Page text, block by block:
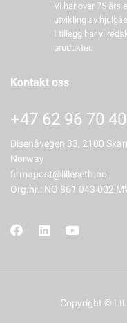
Vi har over 75 års
utvikling av
I tillegg har vi
produkter.
Kontakt oss
+47 62 96 70 40
Disenåvegen 33, 2100
Norway
firmapost@lilleseth.no
Org.nr.: NO 861 043 002
Copyright ©